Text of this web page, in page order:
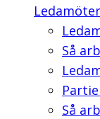
Så
Så